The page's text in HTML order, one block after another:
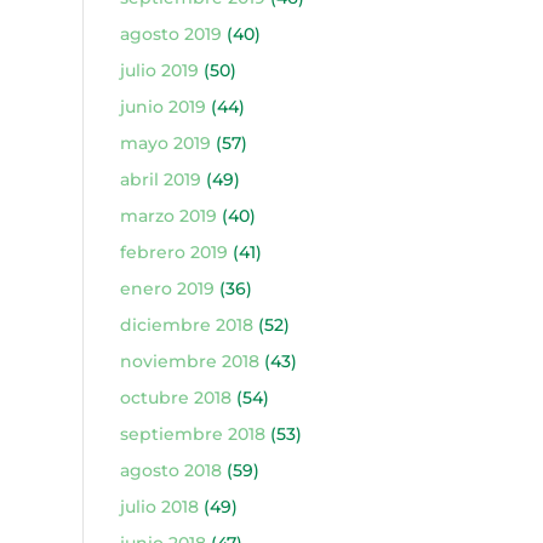
agosto 2019 (40)
julio 2019 (50)
junio 2019 (44)
mayo 2019 (57)
abril 2019 (49)
marzo 2019 (40)
febrero 2019 (41)
enero 2019 (36)
diciembre 2018(52)
noviembre 2018(43)
octubre 2018(54)
septiembre 2018(53)
agosto 2018(59)
julio 2018(49)